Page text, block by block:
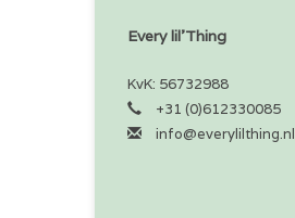
Every lil'Thing
KvK: 56732988
+31 (0)612330085
info@everylilthing.nl